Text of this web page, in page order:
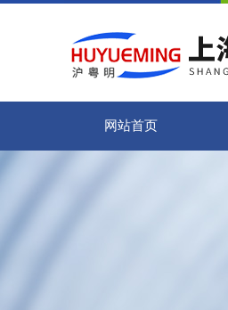
网站首页